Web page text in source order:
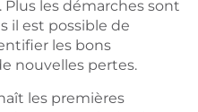
les démarches sont
il est possible de
les bons
nouvelles pertes.
les premières